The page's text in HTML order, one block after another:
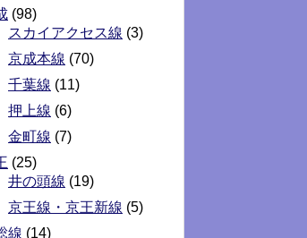
(98)
スカイアクセス線 (3)
京成本線 (70)
千葉線 (11)
押上線 (6)
金町線 (7)
(25)
井の頭線 (19)
京王線・京王新線 (5)
線 (14)